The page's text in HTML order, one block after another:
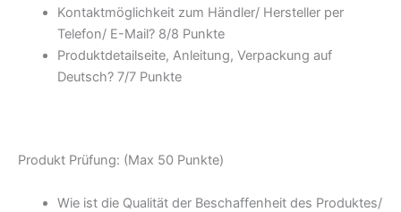
Kontaktmöglichkeit zum Händler/ Hersteller per
Telefon/ E-Mail? 8/8 Punkte
Produktdetailseite, Anleitung, Verpackung auf
Deutsch? 7/7 Punkte
Produkt Prüfung: (Max 50 Punkte)
Wie ist die Qualität der Beschaffenheit des Produktes/